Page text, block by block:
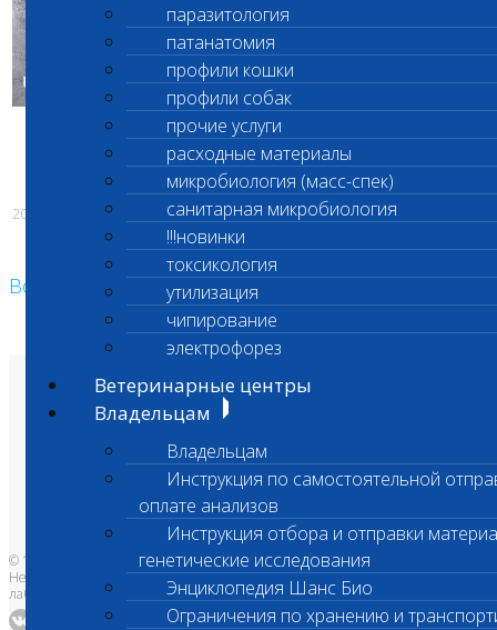
паразитология
патанатомия
профили кошки
профили собак
прочие услуги
расходные материалы
микробиология (масс-спек)
санитарная микробиология
!!!новинки
токсикология
утилизация
чипирование
электрофорез
Ветеринарные центры
Владельцам
Владельцам
Инструкция по самостоятельной
оплате анализов
Инструкция отбора и отправки
генетические исследования
Энциклопедия Шанс Био
Ограничения по хранению и
20.06.2017
Возврат к списку
О лаборатории
Анализы и цены
Ветеринарные центры
Владельцам
Врачам и клиникам
Бланки лаборатории
Банк донорской крови
Адреса лабораторий
© 1996-2026
Независимая ветеринарная
лаборатория Шанс Био